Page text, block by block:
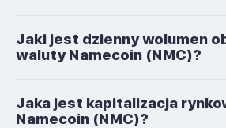
Jaki jest dzienny wolumen
waluty Namecoin (NMC)?
Jaka jest kapitalizacja
Namecoin (NMC)?